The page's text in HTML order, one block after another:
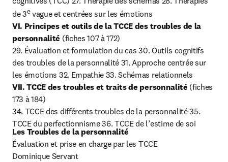
de 3e
VI. Principes et outils de la TCCE des troubles de la
personnalité (fiches 107 à 172)
29. Évaluation et formulation du cas 30. Outils cognitifs
des troubles de la personnalité 31. Approche centrée sur
VII. TCCE des troubles et traits de personnalité (fiches
173 à 184)
34. TCCE des différents troubles de la personnalité 35.
TCCE du perfectionnisme 36. TCCE de l’estime de soi
Les Troubles de la personnalité
Évaluation et prise en charge par les TCCE
Dominique Servant